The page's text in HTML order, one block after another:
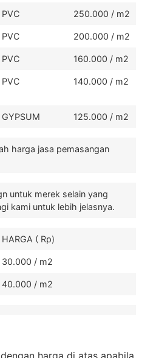
PVC 250.000 / m2
PVC 200.000 / m2
PVC 160.000 / m2
PVC 140.000 / m2
GYPSUM 125.000 / m2
harga jasa pemasangan
untuk merek selain yang
kami untuk lebih jelasnya.
HARGA ( Rp)
30.000 / m2
40.000 / m2
harga di atas apabila